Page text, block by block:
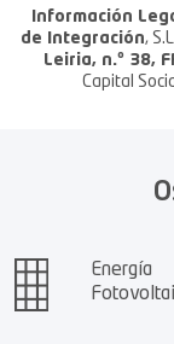
Información
de Integración,
Leiria, n.º 38,
Capital
Energía